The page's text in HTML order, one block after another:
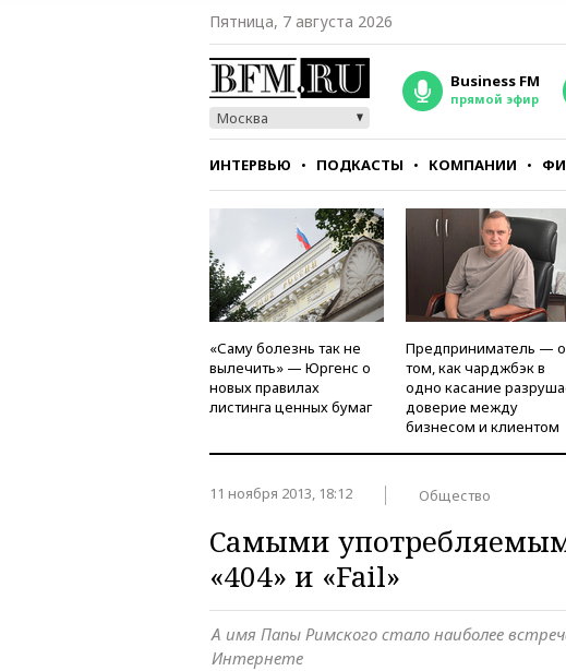
Пятница, 7 августа 2026
Москва
Business FM
прямой эфир
ИНТЕРВЬЮ ПОДКАСТЫ КОМПАНИИ
СТИЛЬ ТЕСТЫ
«Саму болезнь так не
вылечить» — Юргенс о
новых правилах
листинга ценных бумаг
Предприниматель — о
том, как чарджбэк в
одно касание
доверие между
бизнесом и клиентом
11 ноября 2013, 18:12 Общество
Самыми
«404» и «Fail»
А имя Папы Римского стало наиболее
Интернете